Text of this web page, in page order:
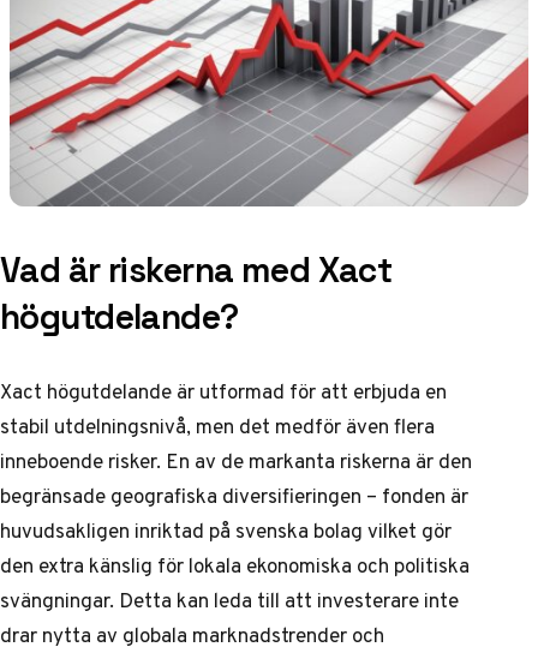
Vad är riskerna med Xact
högutdelande?
Xact högutdelande är utformad för att erbjuda en
stabil utdelningsnivå, men det medför även flera
inneboende risker. En av de markanta riskerna är den
begränsade geografiska diversifieringen – fonden är
huvudsakligen inriktad på svenska bolag vilket gör
den extra känslig för lokala ekonomiska och politiska
svängningar. Detta kan leda till att investerare inte
drar nytta av globala marknadstrender och